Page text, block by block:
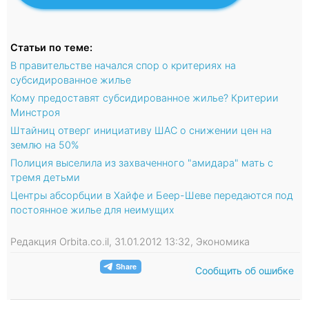
Статьи по теме:
В правительстве начался спор о критериях на
субсидированное жилье
Кому предоставят субсидированное жилье? Критерии
Минстроя
Штайниц отверг инициативу ШАС о снижении цен на
землю на 50%
Полиция выселила из захваченного "амидара" мать с
тремя детьми
Центры абсорбции в Хайфе и Беер-Шеве передаются под
постоянное жилье для неимущих
Редакция Orbita.co.il, 31.01.2012 13:32, Экономика
Сообщить об ошибке